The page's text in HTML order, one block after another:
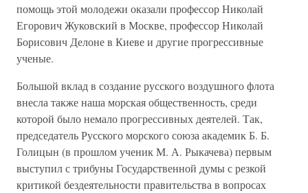
помощь этой молодежи оказали профессор Николай
Егорович Жуковский в Москве, профессор Николай
Борисович Делоне в Киеве и другие прогрессивные
ученые.
Большой вклад в создание русского воздушного флота
внесла также наша морская общественность, среди
которой было немало прогрессивных деятелей. Так,
председатель Русского морского союза академик Б. Б.
Голицын (в прошлом ученик М. А. Рыкачева) первым
выступил с трибуны Государственной думы с резкой
критикой бездеятельности правительства в вопросах